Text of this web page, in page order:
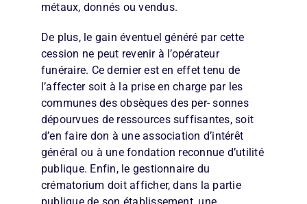
métaux, donnés ou vendus.
De plus, le gain éventuel généré par cette
cession ne peut revenir à l’opérateur
funéraire. Ce dernier est en effet tenu de
l’affecter soit à la prise en charge par les
communes des obsèques des per- sonnes
dépourvues de ressources suffisantes, soit
d’en faire don à une association d’intérêt
général ou à une fondation reconnue d’utilité
publique. Enfin, le gestionnaire du
crématorium doit afficher, dans la partie